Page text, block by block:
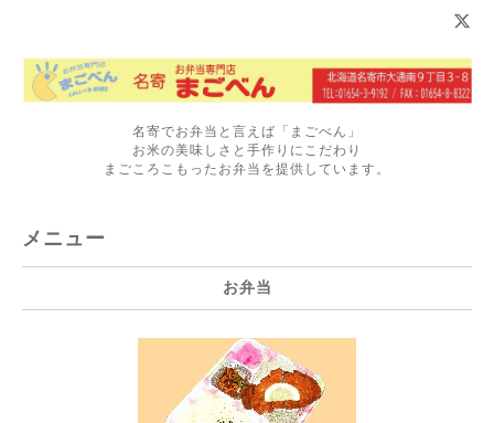
名寄でお弁当と言えば「まごべん」
お米の美味しさと手作りにこだわり
まごころこもったお弁当を提供しています。
メニュー
お弁当